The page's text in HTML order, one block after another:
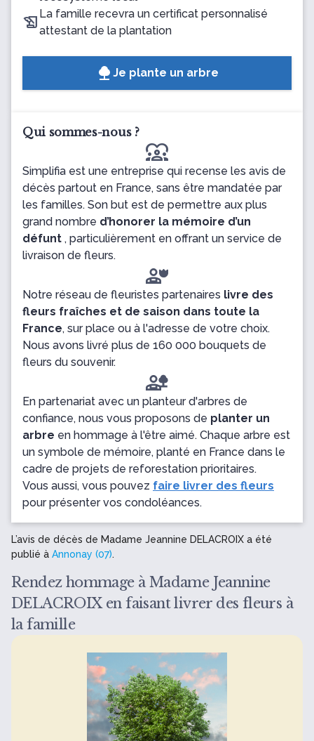
La famille recevra un certificat personnalisé
attestant de la plantation
Je plante un arbre
Qui sommes-nous ?
diversity_1
Simplifia est une entreprise qui recense les avis de
décès partout en France, sans être mandatée par
les familles. Son but est de permettre aux plus
grand nombre d’honorer la mémoire d’un
défunt , particulièrement en offrant un service de
livraison de fleurs.
Notre réseau de fleuristes partenaires livre des
fleurs fraîches et de saison dans toute la
France, sur place ou à l'adresse de votre choix.
Nous avons livré plus de 160 000 bouquets de
fleurs du souvenir.
En partenariat avec un planteur d'arbres de
confiance, nous vous proposons de planter un
arbre en hommage à l'être aimé. Chaque arbre est
un symbole de mémoire, planté en France dans le
cadre de projets de reforestation prioritaires.
Vous aussi, vous pouvez faire livrer des fleurs
pour présenter vos condoléances.
L’avis de décès de Madame Jeannine DELACROIX a été
publié à Annonay (07).
Rendez hommage à Madame Jeannine
DELACROIX en faisant livrer des fleurs à
la famille